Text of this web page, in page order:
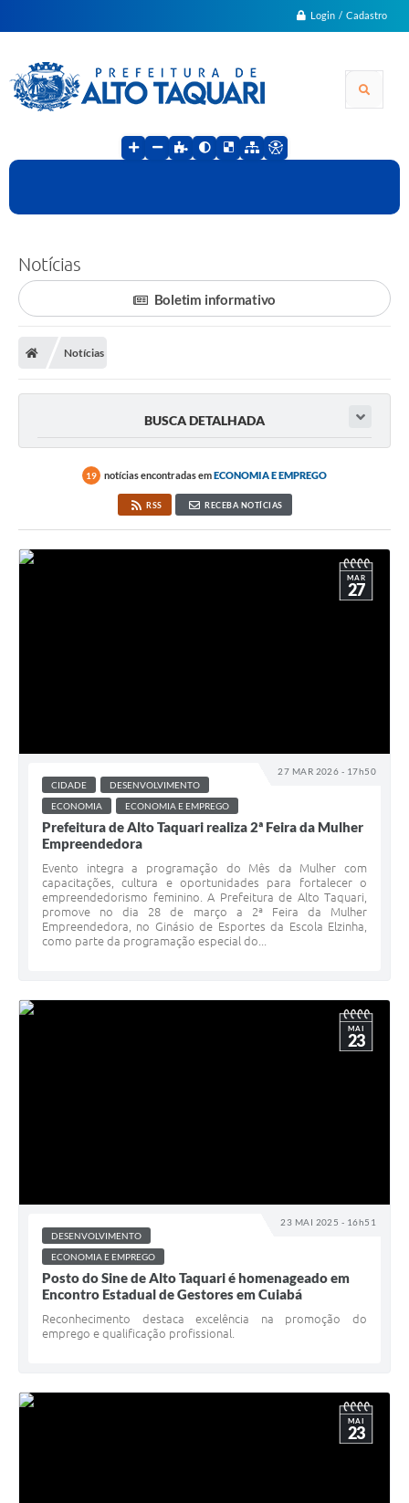
Login / Cadastro
Notícias
Boletim informativo
Notícias
BUSCA DETALHADA
19 notícias encontradas emECONOMIA E EMPREGO
RSS RECEBA NOTÍCIAS
27 MAR 2026 - 17h50
MAR
27
CIDADE
DESENVOLVIMENTO
ECONOMIA
ECONOMIA E EMPREGO
Prefeitura de Alto Taquari realiza 2ª Feira da Mulher
Empreendedora
Evento integra a programação do Mês da Mulher com
capacitações, cultura e oportunidades para fortalecer o
empreendedorismo feminino. A Prefeitura de Alto Taquari,
promove no dia 28 de março a 2ª Feira da Mulher
Empreendedora, no Ginásio de Esportes da Escola Elzinha,
como parte da programação especial do...
23 MAI 2025 - 16h51
MAI
23
DESENVOLVIMENTO
ECONOMIA E EMPREGO
Posto do Sine de Alto Taquari é homenageado em
Encontro Estadual de Gestores em Cuiabá
Reconhecimento destaca excelência na promoção do
emprego e qualificação profissional.
MAI
23